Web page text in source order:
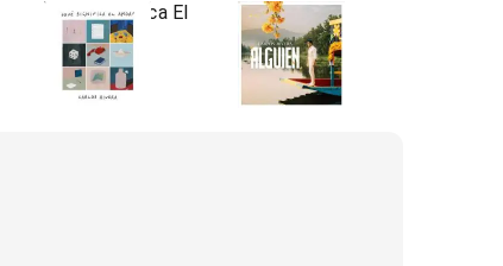
¿Qué Significa El
Amor?
2025
Álbum
Alguien
2025
•
Single/EP